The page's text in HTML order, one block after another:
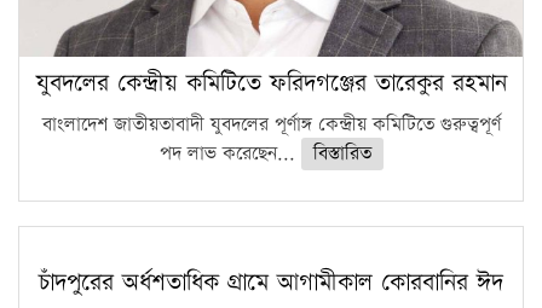
যুবদলের কেন্দ্রীয় কমিটিতে ফরিদগঞ্জের তারেকুর রহমান
বাংলাদেশ জাতীয়তাবাদী যুবদলের পূর্ণাঙ্গ কেন্দ্রীয় কমিটিতে গুরুত্বপূর্ণ
পদ লাভ করেছেন...
বিস্তারিত
চাঁদপুরের অর্ধশতাধিক গ্রামে আগামীকাল কোরবানির ঈদ